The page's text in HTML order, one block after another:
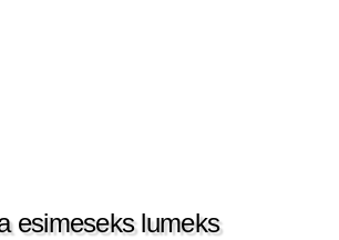
esimeseks lumeks